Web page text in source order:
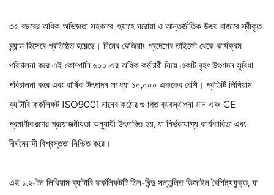
৩৫ বছরের অধিক অভিজ্ঞতা সহকারে, হুয়াহে ঘরোয়া ও আন্তর্জাতিক উভয় বাজারে স্বীকৃত
ব্র্যান্ড হিসেবে প্রতিষ্ঠিত হয়েছে। চীনের ঝেজিয়াং প্রদেশের তাইজৌ থেকে কার্যক্রম
পরিচালনা করে এই কোম্পানি ৬০০ এর অধিক কর্মচারী নিয়ে একটি বৃহৎ উৎপাদন সুবিধা
পরিচালনা করে এবং বার্ষিক উৎপাদন সংখ্যা ১০,০০০ এককের বেশি। প্রতিটি লিথিয়াম
ব্যাটারি ফর্কলিফট ISO9001 মানের কঠোর গুণগত ব্যবস্থাপনা মান এবং CE
প্রমাণীকরণের প্রয়োজনীয়তা অনুযায়ী উৎপাদিত হয়, যা নির্ভরযোগ্য কার্যকারিতা এবং
দীর্ঘমেয়াদী বিশ্বস্ততা নিশ্চিত করে।
এই ১.২-টন লিথিয়াম ব্যাটারি ফর্কলিফটটি তিন-বিন্দু সন্তুলিত ডিজাইন বৈশিষ্ট্যযুক্ত, যা